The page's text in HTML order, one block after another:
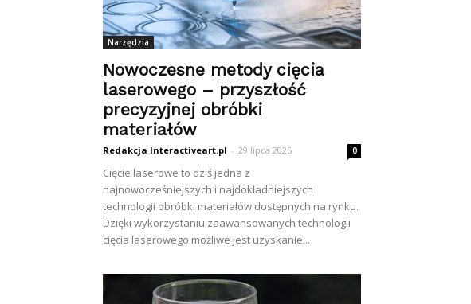
Narzędzia
Nowoczesne metody cięcia
laserowego – przyszłość
precyzyjnej obróbki
materiałów
Redakcja Interactiveart.pl - 29 lipca 2025 0
Cięcie laserowe to dziś jedna z
najnowocześniejszych i najdokładniejszych
technologii obróbki materiałów dostępnych na rynku.
Dzięki wykorzystaniu zaawansowanych technologii
cięcia laserowego możliwe jest uzyskanie...